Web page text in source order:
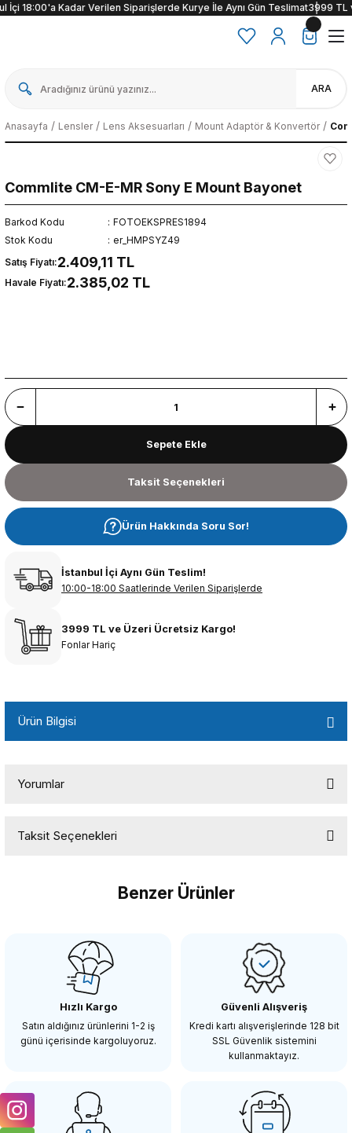
18:00'a Kadar Verilen Siparişlerde Kurye İle Aynı Gün Teslimat3999 TL
ARA
Anasayfa Lensler Lens Aksesuarları Mount Adaptör & Konvertör
Commlite CM-E-MR Sony E Mount Bayonet
Barkod Kodu
FOTOEKSPRES1894
Stok Kodu
er_HMPSYZ49
Satış Fiyatı:2.409,11 TL
Havale Fiyatı:2.385,02 TL
Sepete Ekle
Taksit Seçenekleri
Ürün Hakkında Soru Sor!
İstanbul İçi Aynı Gün Teslim!
10:00-18:00 Saatlerinde Verilen Siparişlerde
3999 TL ve Üzeri Ücretsiz Kargo!
Fonlar Hariç
Ürün Bilgisi
Yorumlar
Yorum Yaz
Taksit Seçenekleri
Benzer Ürünler
Commlite CM-NF-MFT Nikon F Lens M4 /M3 Kameralar için Lens Montaj
SEPETE EKLE
COMMLİTE
Commlite CM-EF-EOSM Canon Lens Montaj Adaptörü
Hızlı Kargo
Satın aldığınız ürünlerini 1-2 iş
günü içerisinde kargoluyoruz.
Güvenli Alışveriş
Kredi kartı alışverişlerinde 128 bit
SSL Güvenlik sistemini
kullanmaktayız.